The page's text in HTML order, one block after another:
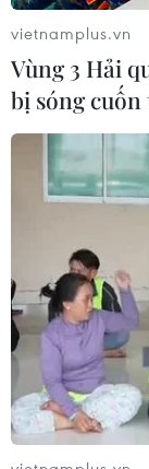
Vietnam
chuẩn 5
19/06/2019 02:14
Vietnam
vietnamplus.vn
Vùng 3 Hải
bị sóng